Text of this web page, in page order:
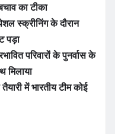
का टीका
स्क्रीनिंग के दौरान
पड़ा
परिवारों के पुनर्वास के
मिलाया
में भारतीय टीम कोई